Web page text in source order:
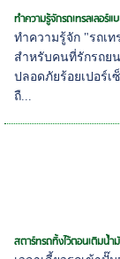
ทำความรู้จักรถเทรลเลอร์
ทำความรู้จัก "รถเ
สำหรับคนที่รักรถย
ปลอดภัยร้อยเปอร์เ
ถื...
สตาร์ทรถทิ้งไว้ตอนเติมน้